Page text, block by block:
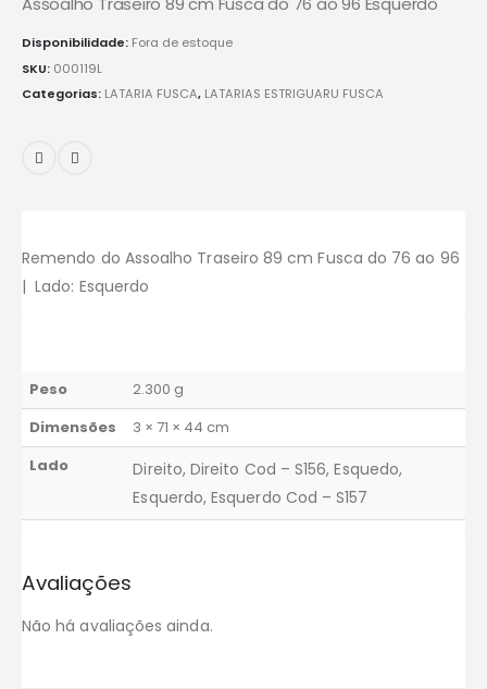
Disponibilidade: Fora de estoque
SKU: 000119L
Categorias: LATARIA FUSCA, LATARIAS ESTRIGUARU FUSCA
Remendo do Assoalho Traseiro 89 cm Fusca do 76 ao 96
| Lado: Esquerdo
Peso
2.300 g
Dimensões
3 × 71 × 44 cm
Lado
Direito, Direito Cod – S156, Esquedo,
Esquerdo, Esquerdo Cod – S157
Avaliações
Não há avaliações ainda.